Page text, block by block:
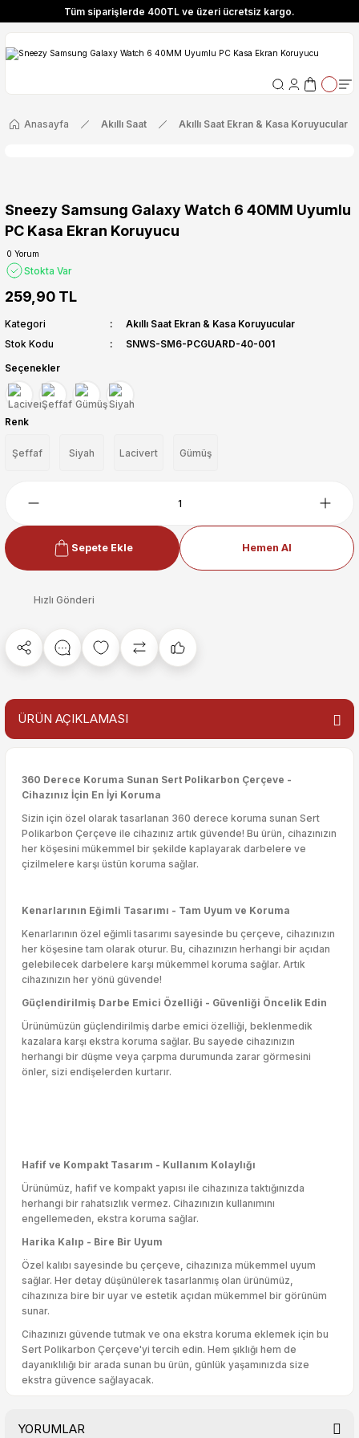
Tüm siparişlerde 400TL ve üzeri ücretsiz kargo.
Özel! YENI10 koduyla 400 TL ve üzeri alışverişlerinizde %10 indirim
Tüm siparişlerde 400TL ve üzeri ücretsiz kargo.
Özel! YENI10 koduyla 400 TL ve üzeri alışverişlerinizde %10 indirim
Anasayfa Akıllı Saat Akıllı Saat Ekran & Kasa Koruyucular
Sneezy Samsung Galaxy Watch 6 40MM Uyumlu
PC Kasa Ekran Koruyucu
0 Yorum
Stokta Var
259,90 TL
Kategori
Akıllı Saat Ekran & Kasa Koruyucular
Stok Kodu
SNWS-SM6-PCGUARD-40-001
Seçenekler
Renk
Şeffaf Siyah Lacivert Gümüş
Sepete Ekle Hemen Al
Hızlı Gönderi
ÜRÜN AÇIKLAMASI
360 Derece Koruma Sunan Sert Polikarbon Çerçeve -
Cihazınız İçin En İyi Koruma
Sizin için özel olarak tasarlanan 360 derece koruma sunan Sert
Polikarbon Çerçeve ile cihazınız artık güvende! Bu ürün, cihazınızın
her köşesini mükemmel bir şekilde kaplayarak darbelere ve
çizilmelere karşı üstün koruma sağlar.
Kenarlarının Eğimli Tasarımı - Tam Uyum ve Koruma
Kenarlarının özel eğimli tasarımı sayesinde bu çerçeve, cihazınızın
her köşesine tam olarak oturur. Bu, cihazınızın herhangi bir açıdan
gelebilecek darbelere karşı mükemmel koruma sağlar. Artık
cihazınızın her yönü güvende!
Güçlendirilmiş Darbe Emici Özelliği - Güvenliği Öncelik Edin
Ürünümüzün güçlendirilmiş darbe emici özelliği, beklenmedik
kazalara karşı ekstra koruma sağlar. Bu sayede cihazınızın
herhangi bir düşme veya çarpma durumunda zarar görmesini
önler, sizi endişelerden kurtarır.
Hafif ve Kompakt Tasarım - Kullanım Kolaylığı
Ürünümüz, hafif ve kompakt yapısı ile cihazınıza taktığınızda
herhangi bir rahatsızlık vermez. Cihazınızın kullanımını
engellemeden, ekstra koruma sağlar.
Harika Kalıp - Bire Bir Uyum
Özel kalıbı sayesinde bu çerçeve, cihazınıza mükemmel uyum
sağlar. Her detay düşünülerek tasarlanmış olan ürünümüz,
cihazınıza bire bir uyar ve estetik açıdan mükemmel bir görünüm
sunar.
Cihazınızı güvende tutmak ve ona ekstra koruma eklemek için bu
Sert Polikarbon Çerçeve'yi tercih edin. Hem şıklığı hem de
dayanıklılığı bir arada sunan bu ürün, günlük yaşamınızda size
ekstra güvence sağlayacak.
YORUMLAR